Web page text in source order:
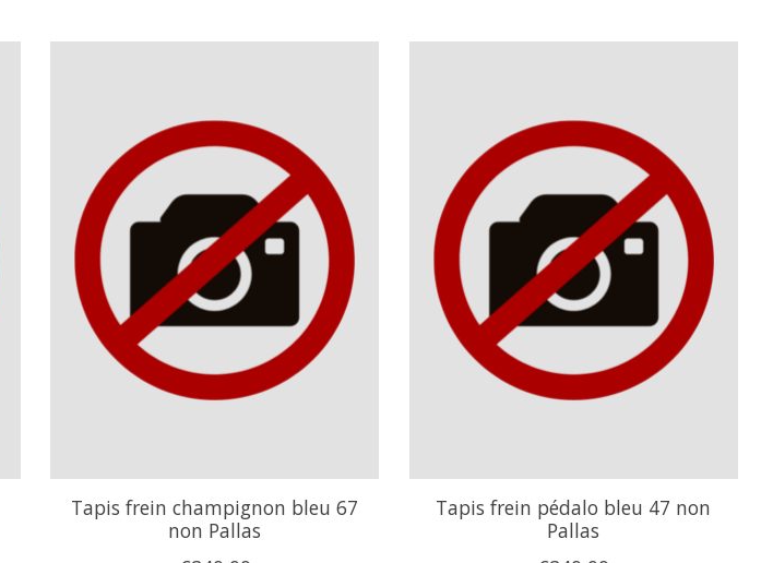
Tapis frein champignon bleu 67
non Pallas
Tapis frein pédalo bleu 47 non
Pallas